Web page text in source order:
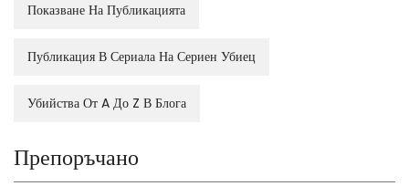
Показване На Публикацията
Публикация В Сериала На Сериен Убиец
Убийства От A До Z В Блога
Препоръчано